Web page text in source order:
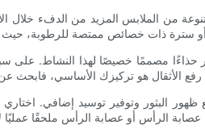
من الملابس المزيد من الدفء خلال
حذاءًا مصممًا خصيصًا لهذا النشاط.
البثور وتوفير توسيد إضافي.